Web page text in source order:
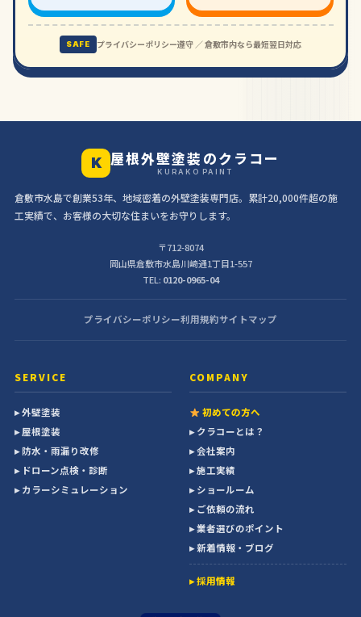
SAFE プライバシーポリシー遵守 ／ 倉敷市内なら最短翌日対応
K 屋根外壁塗装のクラコー
KURAKO PAINT
倉敷市水島で創業53年、地域密着の外壁塗装専門店。累計20,000件超の施
工実績で、お客様の大切な住まいをお守りします。
〒712-8074
岡山県倉敷市水島川崎通1丁目1-557
TEL: 0120-0965-04
プライバシーポリシー利用規約サイトマップ
SERVICE
▸ 外壁塗装
▸ 屋根塗装
▸ 防水・雨漏り改修
▸ ドローン点検・診断
▸ カラーシミュレーション
COMPANY
初めての方へ
▸ クラコーとは？
▸ 会社案内
▸ 施工実績
▸ ショールーム
▸ ご依頼の流れ
▸ 業者選びのポイント
▸ 新着情報・ブログ
▸ 採用情報